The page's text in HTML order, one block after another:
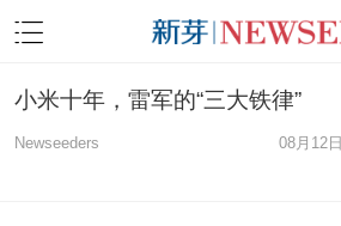
小米十年，雷军的“三大铁律”
Newseeders 08月12日